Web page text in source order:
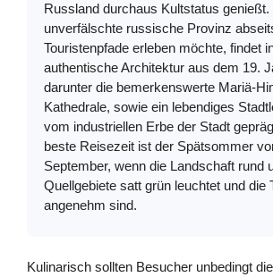
Russland durchaus Kultstatus genießt.
unverfälschte russische Provinz
Touristenpfade erleben möchte, findet
authentische Architektur aus dem 19.
darunter die bemerkenswerte Mariä-
Kathedrale, sowie ein lebendiges
vom industriellen Erbe der Stadt
beste Reisezeit ist der Spätsommer
September, wenn die Landschaft rund
Quellgebiete satt grün leuchtet und die
angenehm sind.
Kulinarisch sollten Besucher unbedingt